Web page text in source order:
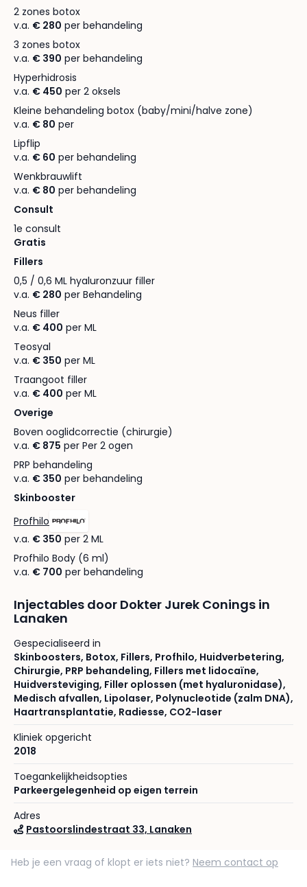
2 zones botox
v.a. € 280 per behandeling
3 zones botox
v.a. € 390 per behandeling
Hyperhidrosis
v.a. € 450 per 2 oksels
Kleine behandeling botox (baby/mini/halve zone)
v.a. € 80 per
Lipflip
v.a. € 60 per behandeling
Wenkbrauwlift
v.a. € 80 per behandeling
Consult
1e consult
Gratis
Fillers
0,5 / 0,6 ML hyaluronzuur filler
v.a. € 280 per Behandeling
Neus filler
v.a. € 400 per ML
Teosyal
v.a. € 350 per ML
Traangoot filler
v.a. € 400 per ML
Overige
Boven ooglidcorrectie (chirurgie)
v.a. € 875 per Per 2 ogen
PRP behandeling
v.a. € 350 per behandeling
Skinbooster
Profhilo
v.a. € 350 per 2 ML
Profhilo Body (6 ml)
v.a. € 700 per behandeling
Injectables door Dokter Jurek Conings in
Lanaken
Gespecialiseerd in
Skinboosters, Botox, Fillers, Profhilo, Huidverbetering,
Chirurgie, PRP behandeling, Fillers met lidocaïne,
Huidversteviging, Filler oplossen (met hyaluronidase),
Medisch afvallen, Lipolaser, Polynucleotide (zalm DNA),
Haartransplantatie, Radiesse, CO2-laser
Kliniek opgericht
2018
Toegankelijkheidsopties
Parkeergelegenheid op eigen terrein
Adres
Pastoorslindestraat 33, Lanaken
Heb je een vraag of klopt er iets niet? Neem contact op